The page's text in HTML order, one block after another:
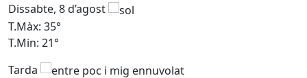
Dissabte, 8 d’agost
T.Màx: 35°
T.Min: 21°
Tarda